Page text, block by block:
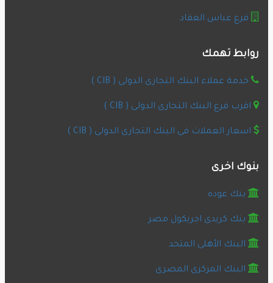
فرع عباس العقاد
روابط تهمك
خدمة عملاء البنك التجارى الدولى ( CIB )
اقرب فرع البنك التجارى الدولى ( CIB )
اسعار العملات فى البنك التجارى الدولى ( CIB )
بنوك اخرى
بنك عوده
بنك كريدى اجريكول مصر
البنك الأهلى المتحد
البنك المركزى المصرى